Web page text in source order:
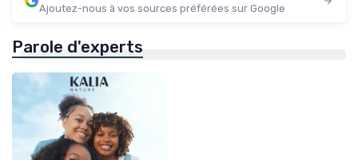
Ajoutez-nous à vos sources préférées sur Google
Parole d'experts